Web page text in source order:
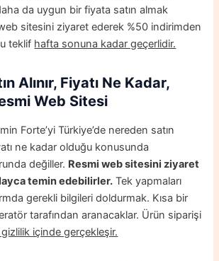
da uygun bir fiyata satın almak
sitesini ziyaret ederek %50 indirimden
teklif hafta sonuna kadar geçerlidir.
Alınır, Fiyatı Ne Kadar,
Web Sitesi
Forte’yi Türkiye’de nereden satın
ne kadar olduğu konusunda
değiller. Resmi web sitesini ziyaret
temin edebilirler. Tek yapmaları
gerekli bilgileri doldurmak. Kısa bir
tarafından aranacaklar. Ürün siparişi
içinde gerçekleşir.